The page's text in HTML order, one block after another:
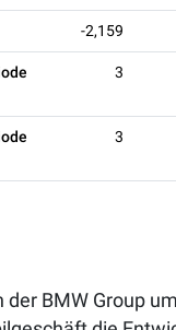
-2,159
3
3
der BMW Group